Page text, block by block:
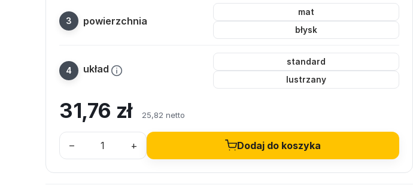
powierzchnia
mat
błysk
układ
standard
lustrzany
31,76 zł 25,82 netto
– + Dodaj do koszyka